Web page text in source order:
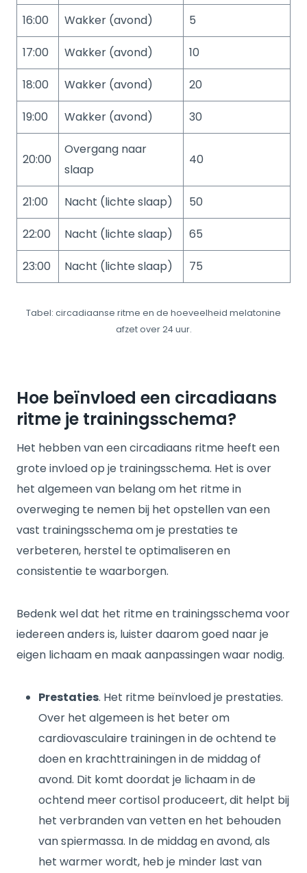
16:00 Wakker (avond) 5
17:00 Wakker (avond) 10
18:00 Wakker (avond) 20
19:00 Wakker (avond) 30
20:00
Overgang naar
slaap
40
21:00 Nacht (lichte slaap) 50
22:00 Nacht (lichte slaap) 65
23:00 Nacht (lichte slaap) 75
Tabel: circadiaanse ritme en de hoeveelheid melatonine
afzet over 24 uur.
Hoe beïnvloed een circadiaans
ritme je trainingsschema?
Het hebben van een circadiaans ritme heeft een
grote invloed op je trainingsschema. Het is over
het algemeen van belang om het ritme in
overweging te nemen bij het opstellen van een
vast trainingsschema om je prestaties te
verbeteren, herstel te optimaliseren en
consistentie te waarborgen.
Bedenk wel dat het ritme en trainingsschema voor
iedereen anders is, luister daarom goed naar je
eigen lichaam en maak aanpassingen waar nodig.
Prestaties. Het ritme beïnvloed je prestaties.
Over het algemeen is het beter om
cardiovasculaire trainingen in de ochtend te
doen en krachttrainingen in de middag of
avond. Dit komt doordat je lichaam in de
ochtend meer cortisol produceert, dit helpt bij
het verbranden van vetten en het behouden
van spiermassa. In de middag en avond, als
het warmer wordt, heb je minder last van